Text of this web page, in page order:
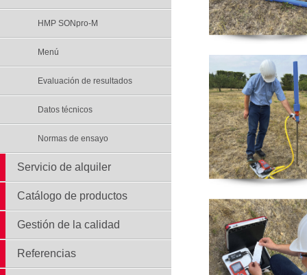
HMP SONpro-M
Menú
Evaluación de resultados
Datos técnicos
Normas de ensayo
Servicio de alquiler
Catálogo de productos
Gestión de la calidad
Referencias